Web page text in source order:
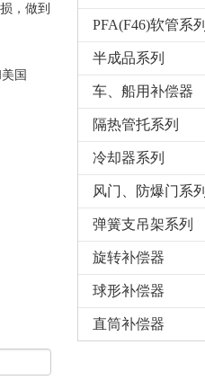
，做到
国
PFA(F46)软管系列
半成品系列
车、船用补偿器
隔热管托系列
冷却器系列
风门、防爆门系列
弹簧支吊架系列
旋转补偿器
球形补偿器
直筒补偿器